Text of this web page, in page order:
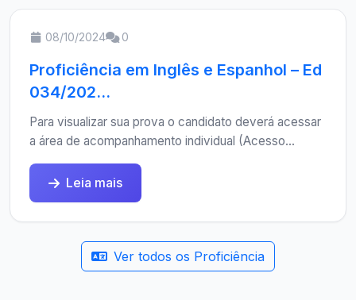
08/10/2024 0
Proficiência em Inglês e Espanhol – Ed
034/202...
Para visualizar sua prova o candidato deverá acessar
a área de acompanhamento individual (Acesso...
Leia mais
Ver todos os Proficiência